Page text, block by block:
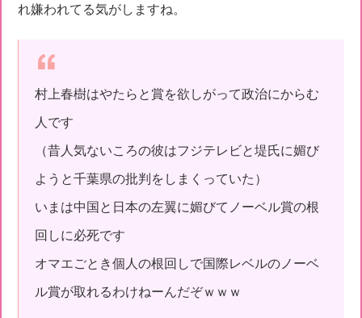
れ嫌われてる気がしますね。
村上春樹はやたらと賞を欲しがって政治にからむ
人です
（昔人気ないころの彼はフジテレビと堤氏に媚び
ようと千葉県の批判をしまくっていた）
いまは中国と日本の左翼に媚びてノーベル賞の根
回しに必死です
オマエごとき個人の根回しで国際レベルのノーベ
ル賞が取れるわけねーんだぞｗｗｗ